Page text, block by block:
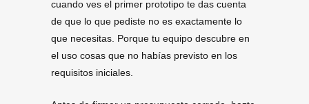
cuando ves el primer prototipo te das cuenta
de que lo que pediste no es exactamente lo
que necesitas. Porque tu equipo descubre en
el uso cosas que no habías previsto en los
requisitos iniciales.